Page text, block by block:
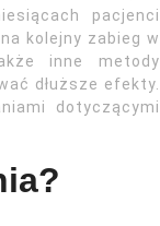
pacjenci
kolejny zabieg w
inne metody
dłuższe efekty.
dotyczącymi